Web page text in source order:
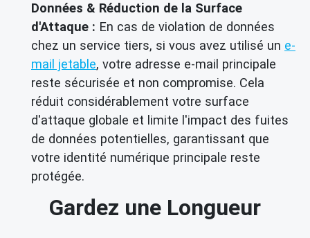
Données & Réduction de la Surface
d'Attaque : En cas de violation de données
chez un service tiers, si vous avez utilisé un e-
mail jetable, votre adresse e-mail principale
reste sécurisée et non compromise. Cela
réduit considérablement votre surface
d'attaque globale et limite l'impact des fuites
de données potentielles, garantissant que
votre identité numérique principale reste
protégée.
Gardez une Longueur